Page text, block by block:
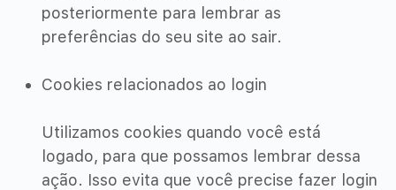
posteriormente para lembrar as
preferências do seu site ao sair.
Cookies relacionados ao login
Utilizamos cookies quando você está
logado, para que possamos lembrar dessa
ação. Isso evita que você precise fazer login